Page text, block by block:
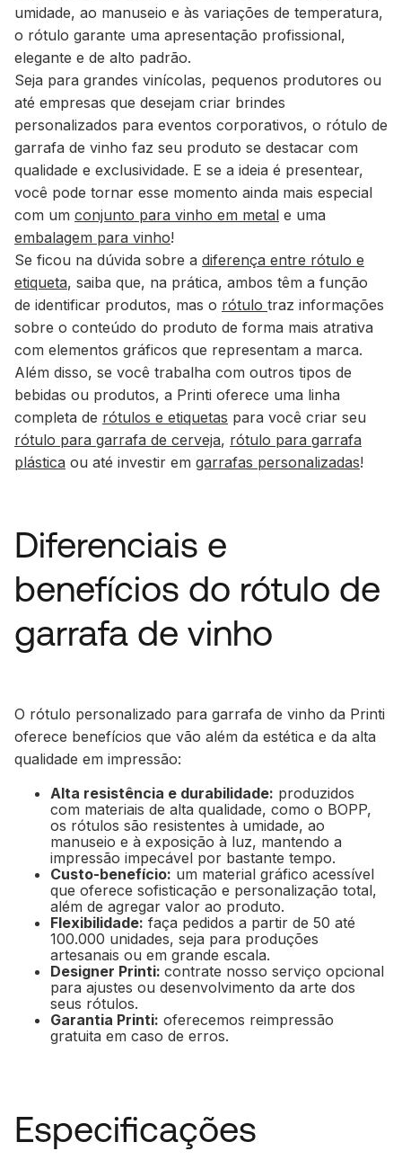
umidade, ao manuseio e às variações de temperatura,
o rótulo garante uma apresentação profissional,
elegante e de alto padrão.
Seja para grandes vinícolas, pequenos produtores ou
até empresas que desejam criar brindes
personalizados para eventos corporativos, o rótulo de
garrafa de vinho faz seu produto se destacar com
qualidade e exclusividade. E se a ideia é presentear,
você pode tornar esse momento ainda mais especial
com um conjunto para vinho em metal e uma
embalagem para vinho!
Se ficou na dúvida sobre a diferença entre rótulo e
etiqueta, saiba que, na prática, ambos têm a função
de identificar produtos, mas o rótulo traz informações
sobre o conteúdo do produto de forma mais atrativa
com elementos gráficos que representam a marca.
Além disso, se você trabalha com outros tipos de
bebidas ou produtos, a Printi oferece uma linha
completa de rótulos e etiquetas para você criar seu
rótulo para garrafa de cerveja, rótulo para garrafa
plástica ou até investir em garrafas personalizadas!
Diferenciais e
benefícios do rótulo de
garrafa de vinho
O rótulo personalizado para garrafa de vinho da Printi
oferece benefícios que vão além da estética e da alta
qualidade em impressão:
Alta resistência e durabilidade: produzidos
com materiais de alta qualidade, como o BOPP,
os rótulos são resistentes à umidade, ao
manuseio e à exposição à luz, mantendo a
impressão impecável por bastante tempo.
Custo-benefício: um material gráfico acessível
que oferece sofisticação e personalização total,
além de agregar valor ao produto.
Flexibilidade: faça pedidos a partir de 50 até
100.000 unidades, seja para produções
artesanais ou em grande escala.
Designer Printi: contrate nosso serviço opcional
para ajustes ou desenvolvimento da arte dos
seus rótulos.
Garantia Printi: oferecemos reimpressão
gratuita em caso de erros.
Especificações